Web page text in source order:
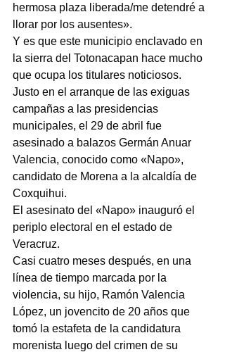
hermosa plaza liberada/me detendré a
llorar por los ausentes».
Y es que este municipio enclavado en
la sierra del Totonacapan hace mucho
que ocupa los titulares noticiosos.
Justo en el arranque de las exiguas
campañas a las presidencias
municipales, el 29 de abril fue
asesinado a balazos Germán Anuar
Valencia, conocido como «Napo»,
candidato de Morena a la alcaldía de
Coxquihui.
El asesinato del «Napo» inauguró el
periplo electoral en el estado de
Veracruz.
Casi cuatro meses después, en una
línea de tiempo marcada por la
violencia, su hijo, Ramón Valencia
López, un jovencito de 20 años que
tomó la estafeta de la candidatura
morenista luego del crimen de su